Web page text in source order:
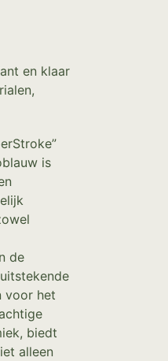
en klaar
,
is
de
voor het
biedt
alleen